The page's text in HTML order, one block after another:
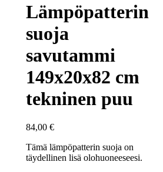
Lämpöpatterin
suoja
savutammi
149x20x82 cm
tekninen puu
84,00€
Tämä lämpöpatterin suoja on
täydellinen lisä olohuoneeseesi.